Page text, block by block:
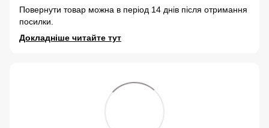
Повернути товар можна в період 14 днів після отримання
посилки.
Докладніше читайте тут